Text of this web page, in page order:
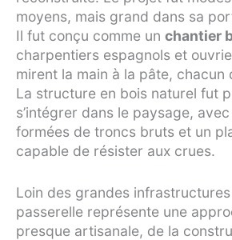
moyens, mais grand dans sa
Il fut conçu comme un chantier
charpentiers espagnols et
mirent la main à la pâte, chacun
La structure en bois naturel fut
s’intégrer dans le paysage,
formées de troncs bruts et un
capable de résister aux crues.
Loin des grandes
passerelle représente une
presque artisanale, de la